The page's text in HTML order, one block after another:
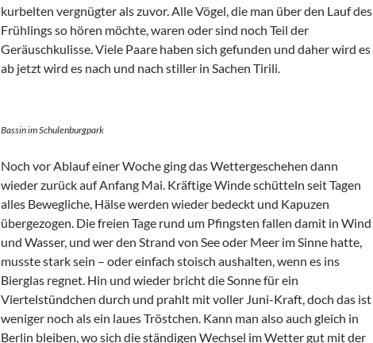
kurbelten vergnügter als zuvor. Alle Vögel, die man über den Lauf des
Frühlings so hören möchte, waren oder sind noch Teil der
Geräuschkulisse. Viele Paare haben sich gefunden und daher wird es
ab jetzt wird es nach und nach stiller in Sachen Tirili.
Bassin im Schulenburgpark
Noch vor Ablauf einer Woche ging das Wettergeschehen dann
wieder zurück auf Anfang Mai. Kräftige Winde schütteln seit Tagen
alles Bewegliche, Hälse werden wieder bedeckt und Kapuzen
übergezogen. Die freien Tage rund um Pfingsten fallen damit in Wind
und Wasser, und wer den Strand von See oder Meer im Sinne hatte,
musste stark sein – oder einfach stoisch aushalten, wenn es ins
Bierglas regnet. Hin und wieder bricht die Sonne für ein
Viertelstündchen durch und prahlt mit voller Juni-Kraft, doch das ist
weniger noch als ein laues Tröstchen. Kann man also auch gleich in
Berlin bleiben, wo sich die ständigen Wechsel im Wetter gut mit der